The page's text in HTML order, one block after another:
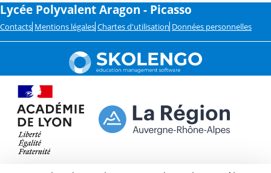
Lycée Polyvalent Aragon - Picasso
Contacts Mentions légales Chartes d'utilisation Données personnelles